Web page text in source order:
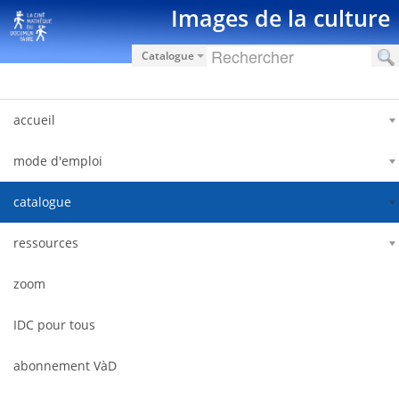
Saut au contenu Images de la culture
Catalogue
accueil
mode d'emploi
catalogue
ressources
zoom
IDC pour tous
abonnement VàD